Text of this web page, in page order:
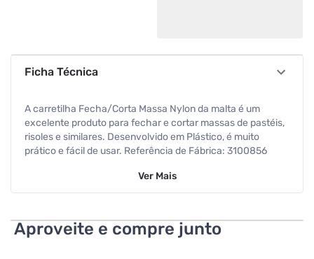
Ficha Técnica
A carretilha Fecha/Corta Massa Nylon da malta é um
excelente produto para fechar e cortar massas de pastéis,
risoles e similares. Desenvolvido em Plástico, é muito
prático e fácil de usar. Referência de Fábrica: 3100856
Código de Barras: 7896201708561
Peso Líquido: 35 g
Ver Mais
Aproveite e compre junto